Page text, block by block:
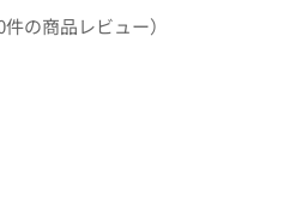
0件の商品レビュー）